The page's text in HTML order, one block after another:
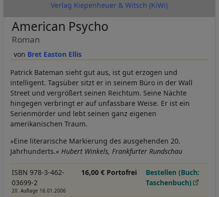
Verlag Kiepenheuer & Witsch (KiWi)
Bret Easton Ellis
American Psycho
Roman
Patrick Bateman sieht gut aus, ist gut erzogen und
intelligent. Tagsüber sitzt er in seinem Büro in der Wall
Street und vergrößert seinen Reichtum. Seine Nächte
hingegen verbringt er auf unfassbare Weise. Er ist ein
Serienmörder und lebt seinen ganz eigenen
amerikanischen Traum.
»Eine literarische Markierung des ausgehenden 20.
Jahrhunderts.« Hubert Winkels, Frankfurter Rundschau
ISBN 978-3-462-
03699-2
20. Auflage 16.01.2006
16,00 € Portofrei
Bestellen (Buch:
Taschenbuch)